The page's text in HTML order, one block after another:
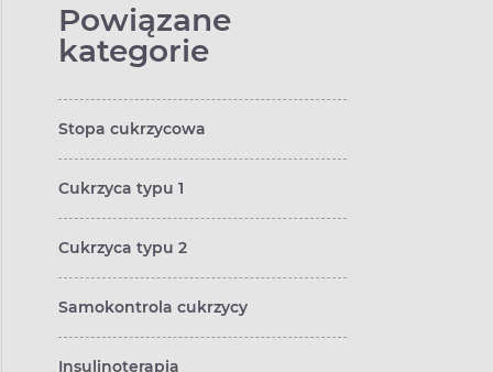
Powiązane
kategorie
Stopa cukrzycowa
Cukrzyca typu 1
Cukrzyca typu 2
Samokontrola cukrzycy
Insulinoterapia